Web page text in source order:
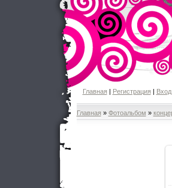
Главная| Регистрация| Вход
Главная » Фотоальбом »